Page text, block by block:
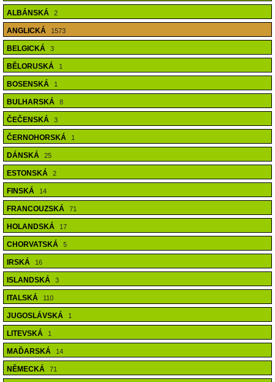
ALBÁNSKÁ 2
ANGLICKÁ 1573
BELGICKÁ 3
BĚLORUSKÁ 1
BOSENSKÁ 1
BULHARSKÁ 8
ČEČENSKÁ 3
ČERNOHORSKÁ 1
DÁNSKÁ 25
ESTONSKÁ 2
FINSKÁ 14
FRANCOUZSKÁ 71
HOLANDSKÁ 17
CHORVATSKÁ 5
IRSKÁ 16
ISLANDSKÁ 3
ITALSKÁ 110
JUGOSLÁVSKÁ 1
LITEVSKÁ 1
MAĎARSKÁ 14
NĚMECKÁ 71